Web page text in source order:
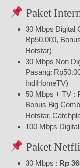
Paket
30 Mbps Digital
Rp50.000,
Hotstar)
30 Mbps Non
Pasang:
IndiHomeTV)
50 Mbps + TV :
Bonus Big
Hotstar,
100 Mbps
Paket
30 Mbps : Rp